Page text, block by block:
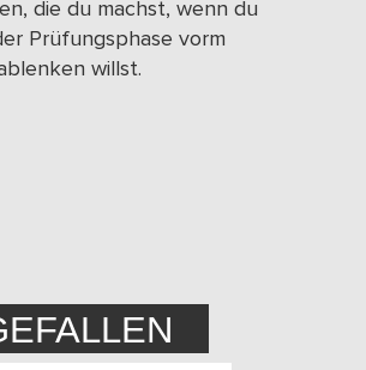
die du machst, wenn du
Prüfungsphase vorm
willst.